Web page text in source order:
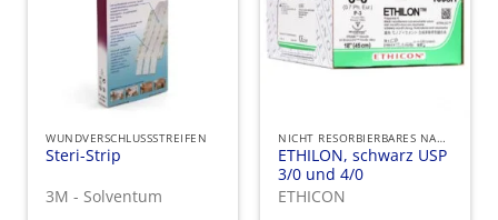
WUNDVERSCHLUSSSTREIFEN
Steri-Strip
3M - Solventum
NICHT RESORBIERBARES NAHTMATERIAL
ETHILON, schwarz USP
3/0 und 4/0
ETHICON